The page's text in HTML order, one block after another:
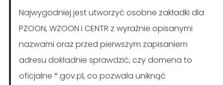
Najwygodniej jest utworzyć osobne zakładki dla
PZOON, WZOON i CENTR z wyraźnie opisanymi
nazwami oraz przed pierwszym zapisaniem
adresu dokładnie sprawdzić, czy domena to
oficjalne *.gov.pl, co pozwala uniknąć